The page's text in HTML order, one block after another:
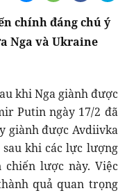
chính đáng chú ý
Nga và Ukraine
khi Nga giành được
Putin ngày 17/2 đã
giành được Avdiivka
khi các lực lượng
lược này. Việc
quả quan trọng